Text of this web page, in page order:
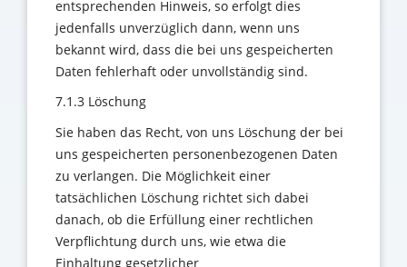
entsprechenden Hinweis, so erfolgt dies
jedenfalls unverzüglich dann, wenn uns
bekannt wird, dass die bei uns gespeicherten
Daten fehlerhaft oder unvollständig sind.
7.1.3 Löschung
Sie haben das Recht, von uns Löschung der bei
uns gespeicherten personenbezogenen Daten
zu verlangen. Die Möglichkeit einer
tatsächlichen Löschung richtet sich dabei
danach, ob die Erfüllung einer rechtlichen
Verpflichtung durch uns, wie etwa die
Einhaltung gesetzlicher